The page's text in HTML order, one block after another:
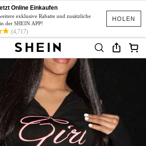
HOLEN
Online Einkaufen
exklusive Rabatte und zusätzliche
der SHEIN APP!
(4,717)